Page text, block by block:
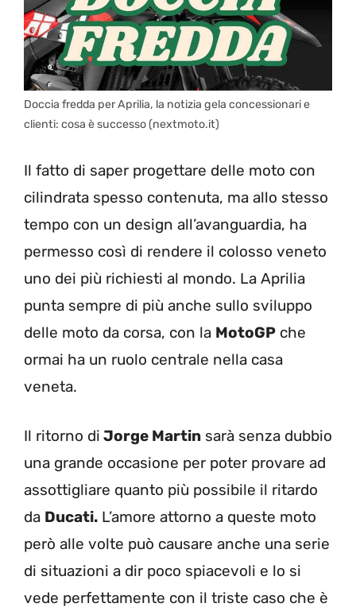
Doccia fredda per Aprilia, la notizia gela concessionari e
clienti: cosa è successo (nextmoto.it)
Il fatto di saper progettare delle moto con
cilindrata spesso contenuta, ma allo stesso
tempo con un design all’avanguardia, ha
permesso così di rendere il colosso veneto
uno dei più richiesti al mondo. La Aprilia
punta sempre di più anche sullo sviluppo
delle moto da corsa, con la MotoGP che
ormai ha un ruolo centrale nella casa
veneta.
Il ritorno di Jorge Martin sarà senza dubbio
una grande occasione per poter provare ad
assottigliare quanto più possibile il ritardo
da Ducati. L’amore attorno a queste moto
però alle volte può causare anche una serie
di situazioni a dir poco spiacevoli e lo si
vede perfettamente con il triste caso che è